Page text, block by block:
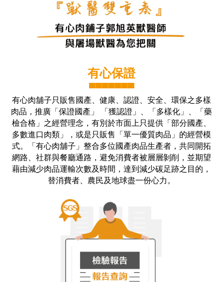
有心保證
▀▀▀▀▀▀▀
有心肉舖子只販售國產、健康、認證、安全、環保之多樣
肉品，推廣「保證國產」 「獲認證」、「多樣化」、「藥
檢合格」之經營理念，有別於市面上只提供「部分國產、
多數進口肉類」，或是只販售「單一優質肉品」的經營模
式。「有心肉舖子」整合多位國產肉品生產者，共同開拓
網路、社群與餐廳通路，避免消費者被層層剝削，並期望
藉由減少肉品運輸次數及時間，達到減少碳足跡之目的，
替消費者、農民及地球盡一份心力。